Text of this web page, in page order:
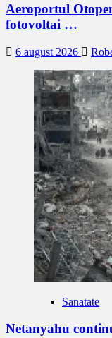
Aeroportul
fotovoltai …
6 august 2026
Sanatate
Netanyahu